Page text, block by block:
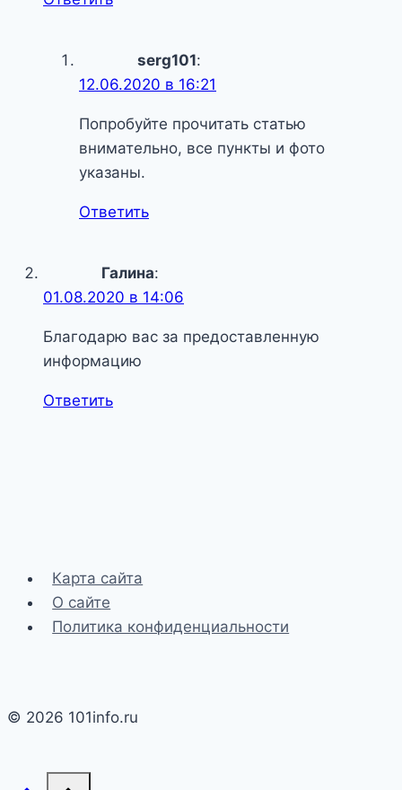
serg101:
12.06.2020 в 16:21
Попробуйте прочитать статью
внимательно, все пункты и фото
указаны.
Ответить
Галина:
01.08.2020 в 14:06
Благодарю вас за предоставленную
информацию
Ответить
Карта сайта
О сайте
Политика конфиденциальности
© 2026 101info.ru